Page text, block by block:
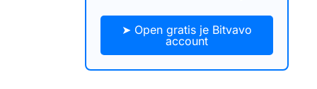
➤ Open gratis je Bitvavo
account